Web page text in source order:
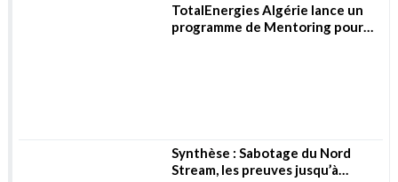
TotalEnergies Algérie lance un
programme de Mentoring pour
Synthèse : Sabotage du Nord
Stream, les preuves jusqu’à